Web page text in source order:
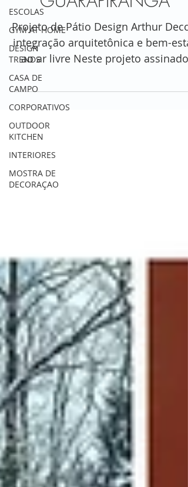
ESCOLAS
GYM AT HOME
DESIGN
TRENDS
CASA DE
CAMPO
CORPORATIVOS
OUTDOOR
KITCHEN
INTERIORES
MOSTRA DE
DECORAÇAO
Projeto de Pátio Design Arthur
integração arquitetônica e bem-
ao ar livre Neste projeto assinado